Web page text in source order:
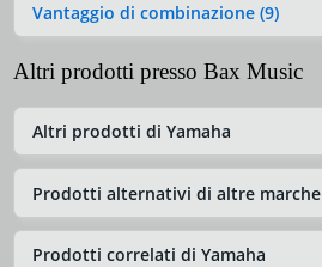
Vantaggio di combinazione (9)
Altri prodotti presso Bax Music
Altri prodotti di Yamaha
Prodotti alternativi di altre marche
Prodotti correlati di Yamaha